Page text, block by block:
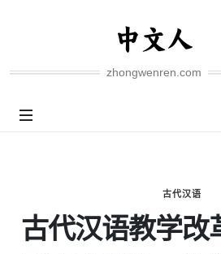
zhongwenren.com
古代汉语
古代汉语教学改